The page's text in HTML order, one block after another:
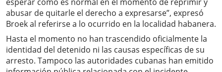
abusar de quitarle el derecho a expresarse”, expresó
Broek al referirse a lo ocurrido en la localidad habanera.
Hasta el momento no han trascendido oficialmente la
identidad del detenido ni las causas específicas de su
arresto. Tampoco las autoridades cubanas han emitido